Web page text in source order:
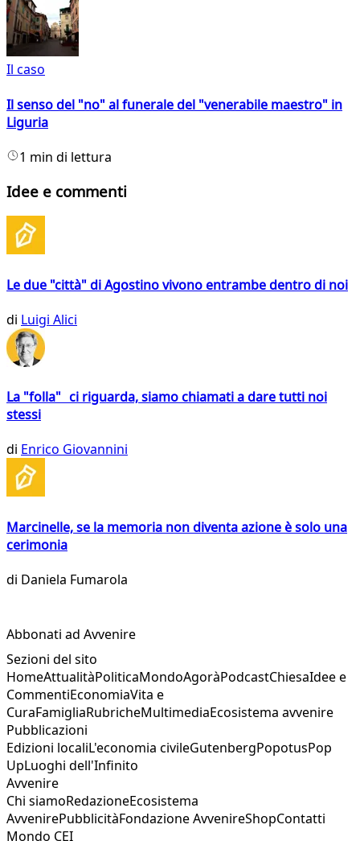
Il caso
Il senso del "no" al funerale del "venerabile maestro" in
Liguria
1 min di lettura
Idee e commenti
Le due "città" di Agostino vivono entrambe dentro di noi
di Luigi Alici
La "folla" ci riguarda, siamo chiamati a dare tutti noi
stessi
di Enrico Giovannini
Marcinelle, se la memoria non diventa azione è solo una
cerimonia
di Daniela Fumarola
Abbonati ad Avvenire
Sezioni del sito
HomeAttualitàPoliticaMondoAgoràPodcastChiesaIdee e
CommentiEconomiaVita e
CuraFamigliaRubricheMultimediaEcosistema avvenire
Pubblicazioni
Edizioni localiL'economia civileGutenbergPopotusPop
UpLuoghi dell'Infinito
Avvenire
Chi siamoRedazioneEcosistema
AvvenirePubblicitàFondazione AvvenireShopContatti
Mondo CEI